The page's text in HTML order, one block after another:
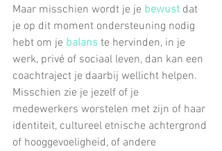
Maar misschien wordt je je bewust dat
je op dit moment ondersteuning nodig
hebt om je balans te hervinden, in je
werk, privé of sociaal leven, dan kan een
coachtraject je daarbij wellicht helpen.
Misschien zie je jezelf of je
medewerkers worstelen met zijn of haar
identiteit, cultureel etnische achtergrond
of hooggevoeligheid, of andere